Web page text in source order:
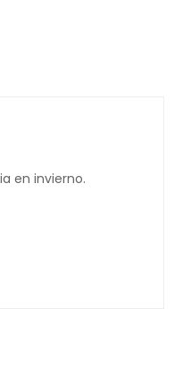
en invierno.